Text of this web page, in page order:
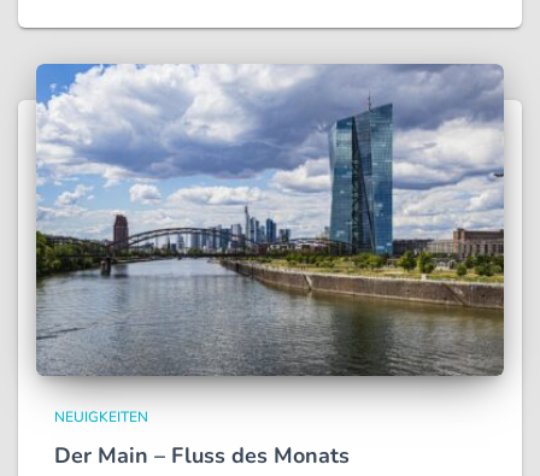
NEUIGKEITEN
Der Main – Fluss des Monats